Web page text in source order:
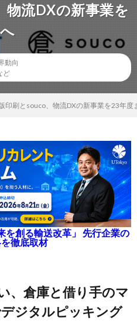
物流DXの新事業を
動向
ど
印刷とsouco、物流DXの新事業を23年度
を創る輸送改革」 先行企業の
徹底取材
ジタルピッキング